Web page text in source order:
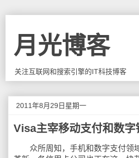
月光博客
关注互联网和搜索引擎的IT科技博客
2011年8月29日星期一
Visa主宰移动支付和数字
众所周知，手机和数字支付领